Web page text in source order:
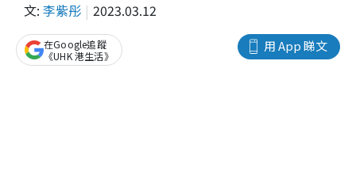
文: 李紫彤 2023.03.12
用 App 睇文
在Google追蹤
《UHK 港生活》